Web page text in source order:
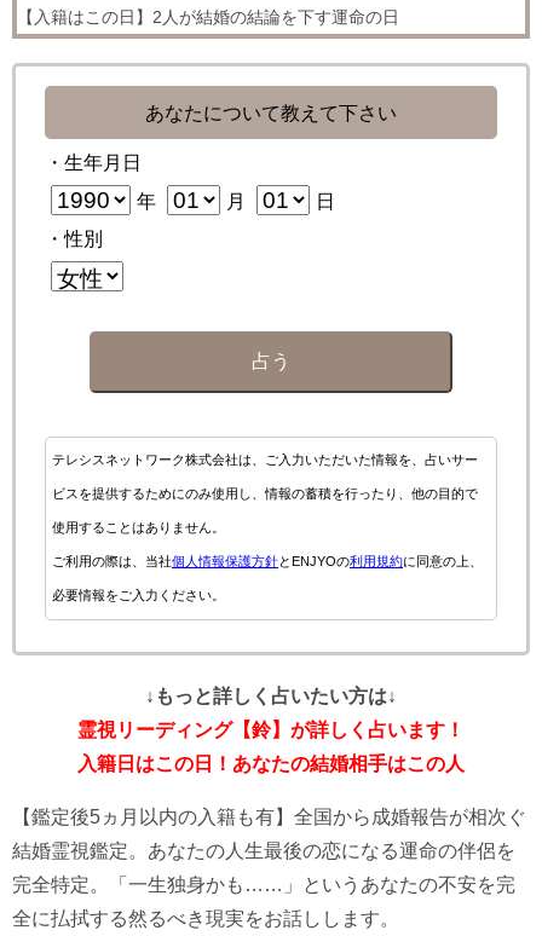
【入籍はこの日】2人が結婚の結論を下す運命の日
あなたについて教えて下さい
・生年月日
年 月
日
・性別
占う
テレシスネットワーク株式会社は、ご入力いただいた情報を、占いサー
ビスを提供するためにのみ使用し、情報の蓄積を行ったり、他の目的で
使用することはありません。
ご利用の際は、当社個人情報保護方針とENJYOの利用規約に同意の上、
必要情報をご入力ください。
↓もっと詳しく占いたい方は↓
霊視リーディング【鈴】が詳しく占います！
入籍日はこの日！あなたの結婚相手はこの人
【鑑定後5ヵ月以内の入籍も有】全国から成婚報告が相次ぐ
結婚霊視鑑定。あなたの人生最後の恋になる運命の伴侶を
完全特定。「一生独身かも……」というあなたの不安を完
全に払拭する然るべき現実をお話しします。